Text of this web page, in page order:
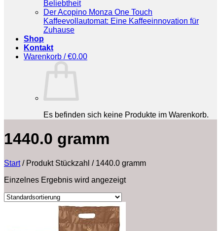
Beliebtheit
Der Acopino Monza One Touch
Kaffeevollautomat: Eine Kaffeeinnovation für
Zuhause
Shop
Kontakt
Warenkorb /€0.00
Es befinden sich keine Produkte im Warenkorb.
‎1440.0 gramm
Start /Produkt Stückzahl /‎1440.0 gramm
Einzelnes Ergebnis wird angezeigt